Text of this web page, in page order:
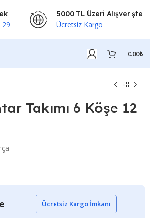
29
5000 TL Üzeri Alışverişte
Ücretsiz Kargo
0.00₺
Takımı 6 Köşe 12
Ücretsiz Kargo İmkanı